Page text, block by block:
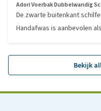
Adori Voerbak Dubbelwandig
De zwarte buitenkant
Handafwas is aanbevolen
Bekijk